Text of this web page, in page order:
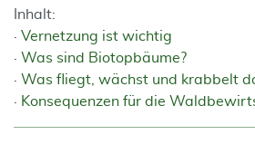
Inhalt:
Vernetzung ist wichtig
Was sind Biotopbäume?
Was fliegt, wächst und krabbelt
Konsequenzen für die